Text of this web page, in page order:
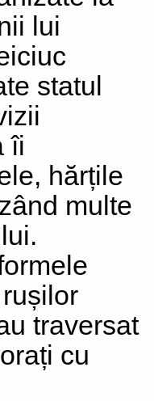
lui
statul
îi
hărțile
multe
traversat
cu